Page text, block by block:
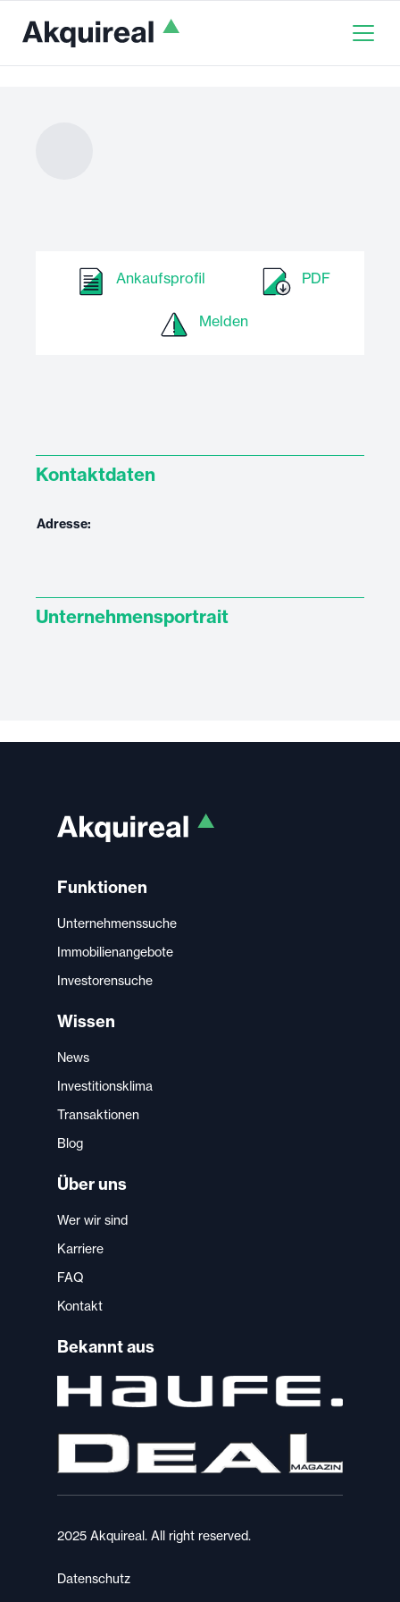
Ankaufsprofil PDF
Melden
Kontaktdaten
Adresse:
Unternehmensportrait
Funktionen
Unternehmenssuche
Immobilienangebote
Investorensuche
Wissen
News
Investitionsklima
Transaktionen
Blog
Über uns
Wer wir sind
Karriere
FAQ
Kontakt
Bekannt aus
2025 Akquireal. All right reserved.
Datenschutz